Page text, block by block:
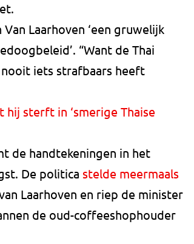
Laarhoven ‘een gruwelijk
“Want de Thai
iets strafbaars heeft
hij sterft in ‘smerige Thaise
de handtekeningen in het
De politica stelde meermaals
Laarhoven en riep de minister
de oud-coffeeshophouder